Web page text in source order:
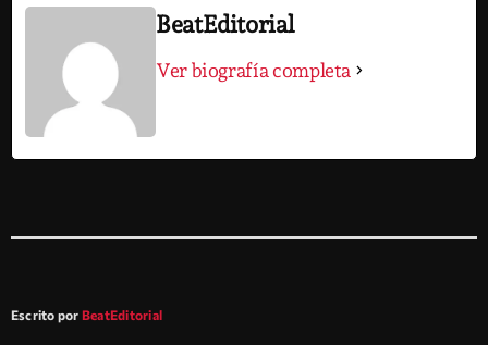
BeatEditorial
Ver biografía completa
Escrito por BeatEditorial